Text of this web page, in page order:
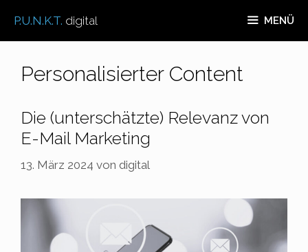
Inhalt
springen
P.U.N.K.T. digital MENÜ
Personalisierter Content
Die (unterschätzte) Relevanz von
E-Mail Marketing
13. März 2024 von digital